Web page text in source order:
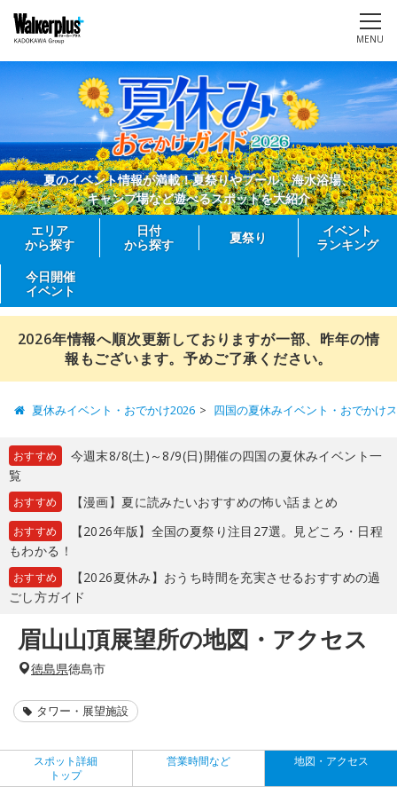
MENU
夏のイベント情報が満載！夏祭りやプール、海水浴場、
キャンプ場など遊べるスポットを大紹介
エリア
から探す
日付
から探す
夏祭り
イベント
ランキング
今日開催
イベント
2026年情報へ順次更新しておりますが一部、昨年の情
報もございます。予めご了承ください。
夏休みイベント・おでかけ2026 四国の夏休みイベント・おでかけ
おすすめ
今週末8/8(土)～8/9(日)開催の四国の夏休みイベント一
覧
おすすめ 【漫画】夏に読みたいおすすめの怖い話まとめ
おすすめ
【2026年版】全国の夏祭り注目27選。見どころ・日程
もわかる！
おすすめ
【2026夏休み】おうち時間を充実させるおすすめの過
ごし方ガイド
眉山山頂展望所の地図・アクセス
徳島県徳島市
タワー・展望施設
スポット詳細
トップ
営業時間など 地図・アクセス